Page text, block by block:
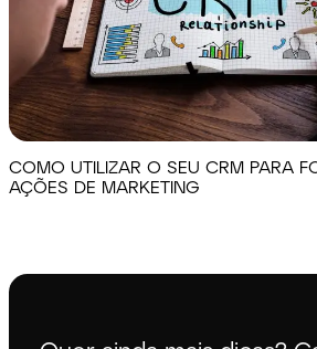
COMO UTILIZAR O SEU CRM PARA
AÇÕES DE MARKETING